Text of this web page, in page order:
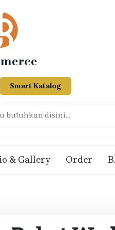
Smart Katalog
& Gallery Order